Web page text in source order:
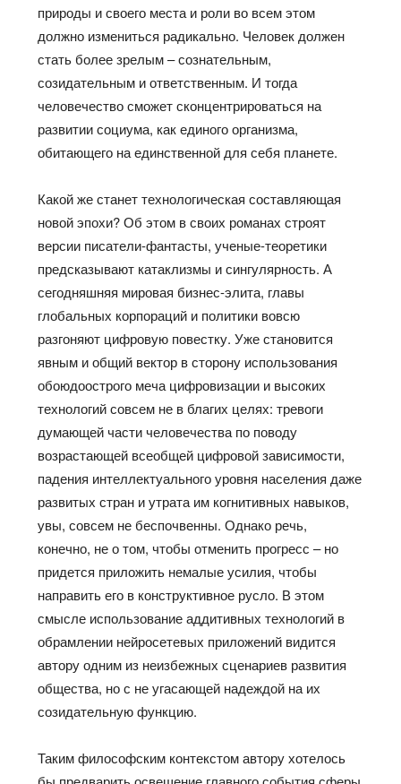
природы и своего места и роли во всем этом
должно измениться радикально. Человек должен
стать более зрелым – сознательным,
созидательным и ответственным. И тогда
человечество сможет сконцентрироваться на
развитии социума, как единого организма,
обитающего на единственной для себя планете.
Какой же станет технологическая составляющая
новой эпохи? Об этом в своих романах строят
версии писатели-фантасты, ученые-теоретики
предсказывают катаклизмы и сингулярность. А
сегодняшняя мировая бизнес-элита, главы
глобальных корпораций и политики вовсю
разгоняют цифровую повестку. Уже становится
явным и общий вектор в сторону использования
обоюдоострого меча цифровизации и высоких
технологий совсем не в благих целях: тревоги
думающей части человечества по поводу
возрастающей всеобщей цифровой зависимости,
падения интеллектуального уровня населения даже
развитых стран и утрата им когнитивных навыков,
увы, совсем не беспочвенны. Однако речь,
конечно, не о том, чтобы отменить прогресс – но
придется приложить немалые усилия, чтобы
направить его в конструктивное русло. В этом
смысле использование аддитивных технологий в
обрамлении нейросетевых приложений видится
автору одним из неизбежных сценариев развития
общества, но с не угасающей надеждой на их
созидательную функцию.
Таким философским контекстом автору хотелось